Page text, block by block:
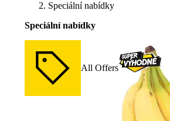
Speciální nabídky
Speciální nabídky
All Offers